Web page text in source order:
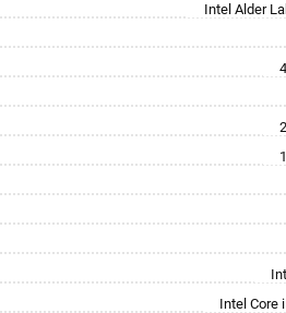
Intel Alder
Intel Core